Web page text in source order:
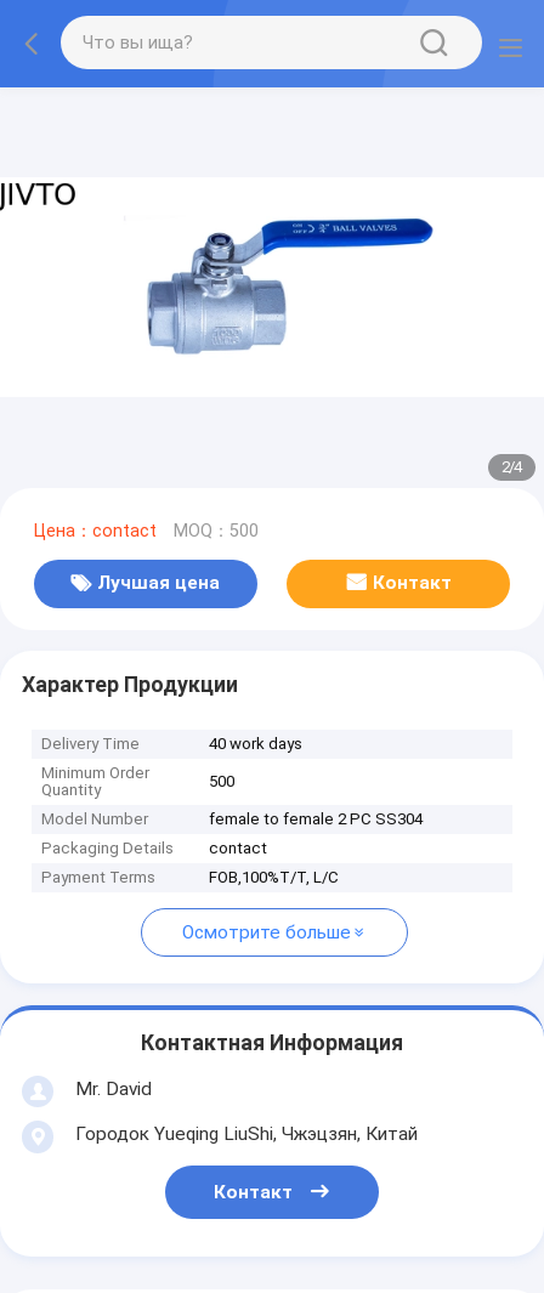
2/4
Цена：contact MOQ：500
Лучшая цена Контакт
Характер Продукции
Delivery Time
40 work days
Minimum Order
Quantity
500
Model Number
female to female 2 PC SS304
Packaging Details
contact
Payment Terms
FOB,100%T/T, L/C
Осмотрите больше
Контактная Информация
Mr. David
Городок Yueqing LiuShi, Чжэцзян, Китай
Контакт